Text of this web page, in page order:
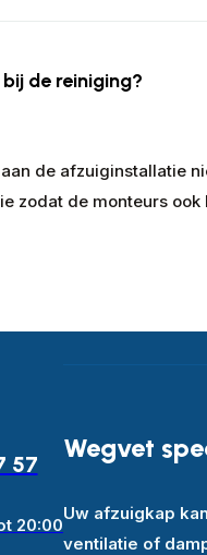
de reiniging?
de afzuiginstallatie
zodat de monteurs
57
20:00
Wegvet
Uw afzuigkap
ventilatie of